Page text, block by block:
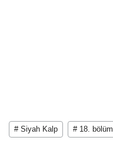
# Siyah Kalp # 18. bölüm